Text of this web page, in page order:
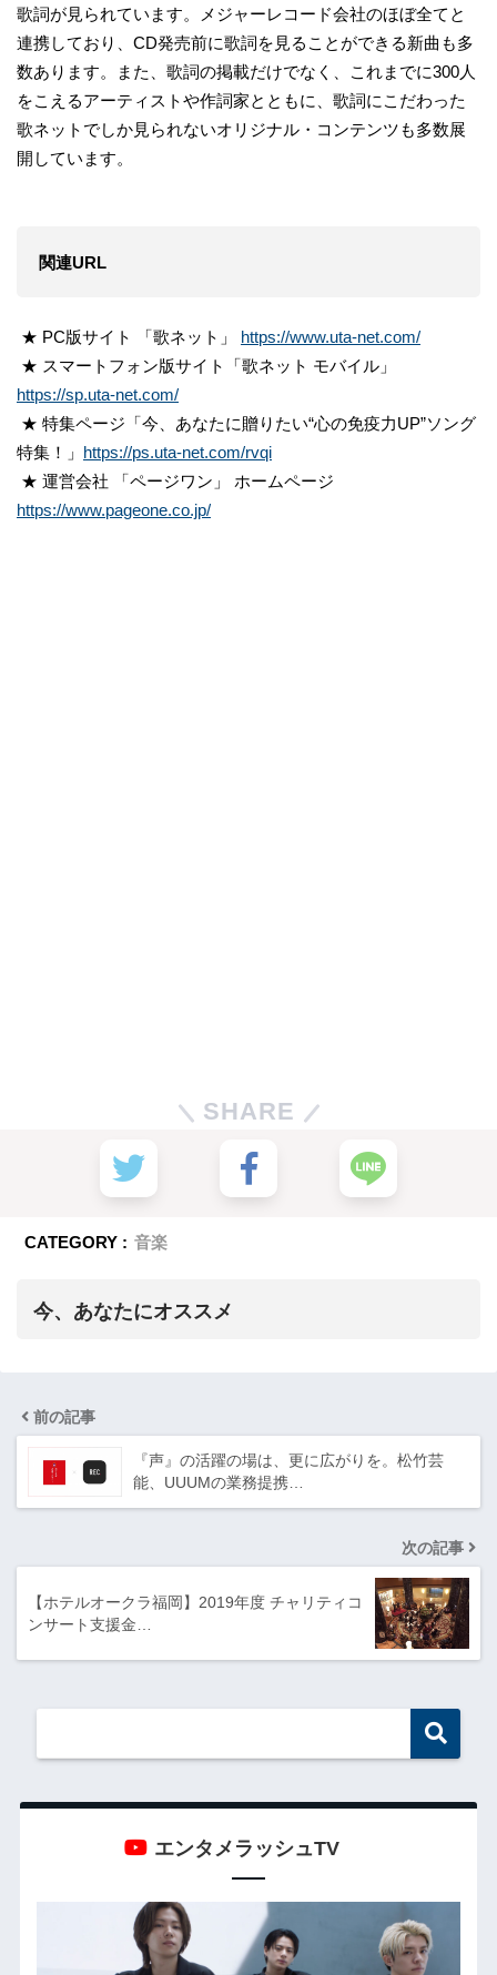
歌詞が見られています。メジャーレコード会社のほぼ全てと
連携しており、CD発売前に歌詞を見ることができる新曲も多
数あります。また、歌詞の掲載だけでなく、これまでに300人
をこえるアーティストや作詞家とともに、歌詞にこだわった
歌ネットでしか見られないオリジナル・コンテンツも多数展
開しています。
関連URL
★ PC版サイト 「歌ネット」 https://www.uta-net.com/
★ スマートフォン版サイト「歌ネット モバイル」
https://sp.uta-net.com/
★ 特集ページ「今、あなたに贈りたい“心の免疫力UP”ソング
特集！」 https://ps.uta-net.com/rvqi
★ 運営会社 「ページワン」 ホームページ
https://www.pageone.co.jp/
SHARE
CATEGORY : 音楽
今、あなたにオススメ
前の記事
『声』の活躍の場は、更に広がりを。松竹芸
能、UUUMの業務提携…
次の記事
【ホテルオークラ福岡】2019年度 チャリティコ
ンサート支援金…
エンタメラッシュTV